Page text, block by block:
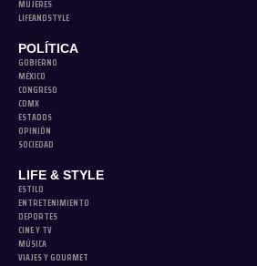
MUJERES
LIFEANDSTYLE
POLÍTICA
GOBIERNO
MÉXICO
CONGRESO
CDMX
ESTADOS
OPINIÓN
SOCIEDAD
LIFE & STYLE
ESTILO
ENTRETENIMIENTO
DEPORTES
CINE Y TV
MÚSICA
VIAJES Y GOURMET